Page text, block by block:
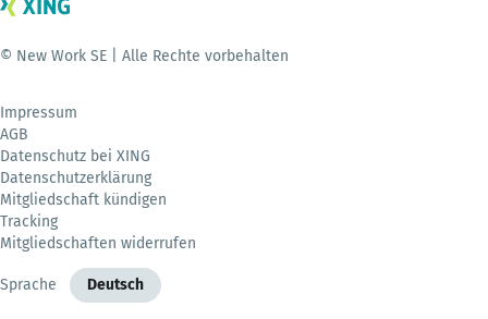
© New Work SE | Alle Rechte vorbehalten
Impressum
AGB
Datenschutz bei XING
Datenschutzerklärung
Mitgliedschaft kündigen
Tracking
Mitgliedschaften widerrufen
Sprache Deutsch